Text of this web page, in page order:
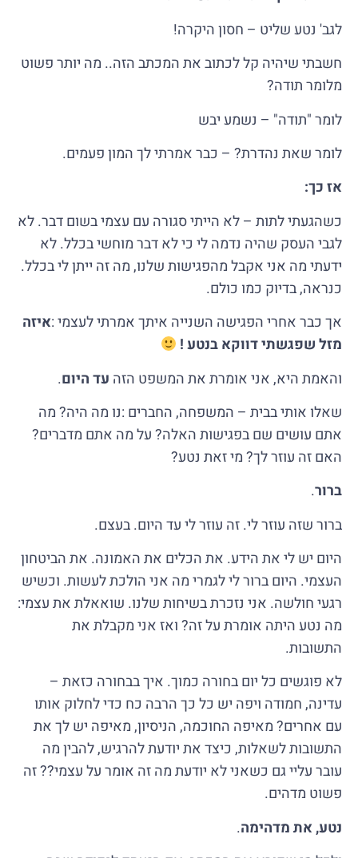
לגב' נטע שליט – חסון היקרה!
חשבתי שיהיה קל לכתוב את המכתב הזה.. מה יותר פשוט
מלומר תודה?
לומר "תודה" – נשמע יבש
לומר שאת נהדרת? – כבר אמרתי לך המון פעמים.
אז כך:
כשהגעתי לתות – לא הייתי סגורה עם עצמי בשום דבר. לא
לגבי העסק שהיה נדמה לי כי לא דבר מוחשי בכלל. לא
ידעתי מה אני אקבל מהפגישות שלנו, מה זה ייתן לי בכלל.
כנראה, בדיוק כמו כולם.
אך כבר אחרי הפגישה השנייה איתך אמרתי לעצמי :איזה
מזל שפגשתי דווקא בנטע !
והאמת היא, אני אומרת את המשפט הזה עד היום.
שאלו אותי בבית – המשפחה, החברים :נו מה היה? מה
אתם עושים שם בפגישות האלה? על מה אתם מדברים?
האם זה עוזר לך? מי זאת נטע?
ברור.
ברור שזה עוזר לי. זה עוזר לי עד היום. בעצם.
היום יש לי את הידע. את הכלים את האמונה. את הביטחון
העצמי. היום ברור לי לגמרי מה אני הולכת לעשות. וכשיש
רגעי חולשה. אני נזכרת בשיחות שלנו. שואאלת את עצמי:
מה נטע היתה אומרת על זה? ואז אני מקבלת את
התשובות.
לא פוגשים כל יום בחורה כמוך. איך בבחורה כזאת –
עדינה, חמודה ויפה יש כל כך הרבה כח כדי לחלוק אותו
עם אחרים? מאיפה החוכמה, הניסיון, מאיפה יש לך את
התשובות לשאלות, כיצד את יודעת להרגיש, להבין מה
עובר עליי גם כשאני לא יודעת מה זה אומר על עצמי?? זה
פשוט מדהים.
נטע, את מדהימה.